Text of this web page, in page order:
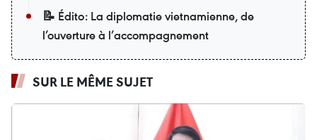
📝 Édito: La diplomatie vietnamienne, de
l’ouverture à l’accompagnement
SUR LE MÊME SUJET